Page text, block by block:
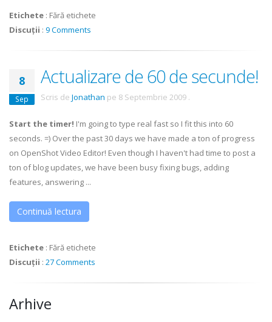
Etichete : Fără etichete
Discuții : 9 Comments
8
Sep
Actualizare de 60 de secunde!
Scris de Jonathan pe 8 Septembrie 2009 .
Start the timer! I'm going to type real fast so I fit this into 60
seconds. =) Over the past 30 days we have made a ton of progress
on OpenShot Video Editor! Even though I haven't had time to post a
ton of blog updates, we have been busy fixing bugs, adding
features, answering ...
Continuă lectura
Etichete : Fără etichete
Discuții : 27 Comments
Arhive